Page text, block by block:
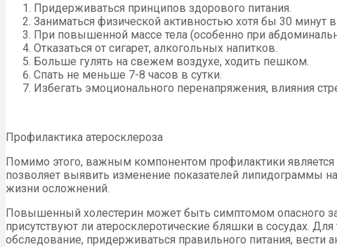
Придерживаться принципов здорового питания.
Заниматься физической активностью хотя бы 30 минут в
При повышенной массе тела (особенно при
Отказаться от сигарет, алкогольных напитков.
Больше гулять на свежем воздухе, ходить пешком.
Спать не меньше 7-8 часов в сутки.
Избегать эмоционального перенапряжения, влияния
Профилактика атеросклероза
Помимо этого, важным компонентом профилактики
позволяет выявить изменение показателей липидограммы
жизни осложнений.
Повышенный холестерин может быть симптомом опасного
присутствуют ли атеросклеротические бляшки в сосудах.
обследование, придерживаться правильного питания, вести